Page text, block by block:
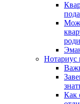
Как